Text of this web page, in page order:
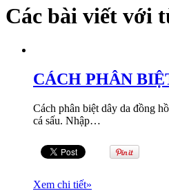
Các bài viết với
CÁCH PHÂN
Cách phân biệt dây da đồng
cá sấu. Nhập…
Xem chi tiết»